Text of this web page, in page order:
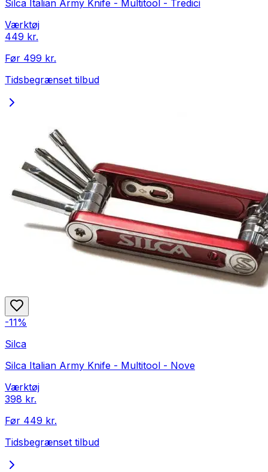
Silca Italian Army Knife - Multitool - Tredici
Værktøj
449 kr.
Før 499 kr.
Tidsbegrænset tilbud
-11%
Silca
Silca Italian Army Knife - Multitool - Nove
Værktøj
398 kr.
Før 449 kr.
Tidsbegrænset tilbud